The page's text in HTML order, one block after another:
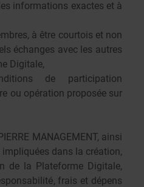
informations exactes et à
à être courtois et non
échanges avec les autres
Digitale,
de participation
ou opération proposée sur
MANAGEMENT, ainsi
dans la création,
de la Plateforme Digitale,
frais et dépens